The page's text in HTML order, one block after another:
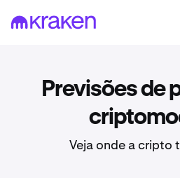
Previsões de
Veja onde a cripto